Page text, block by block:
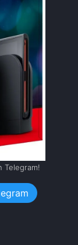
Telegram!